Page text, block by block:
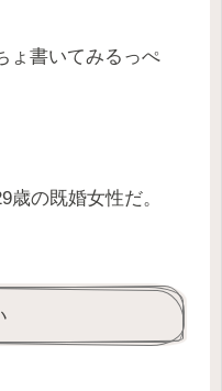
ょ書いてみるっぺ
の既婚女性だ。